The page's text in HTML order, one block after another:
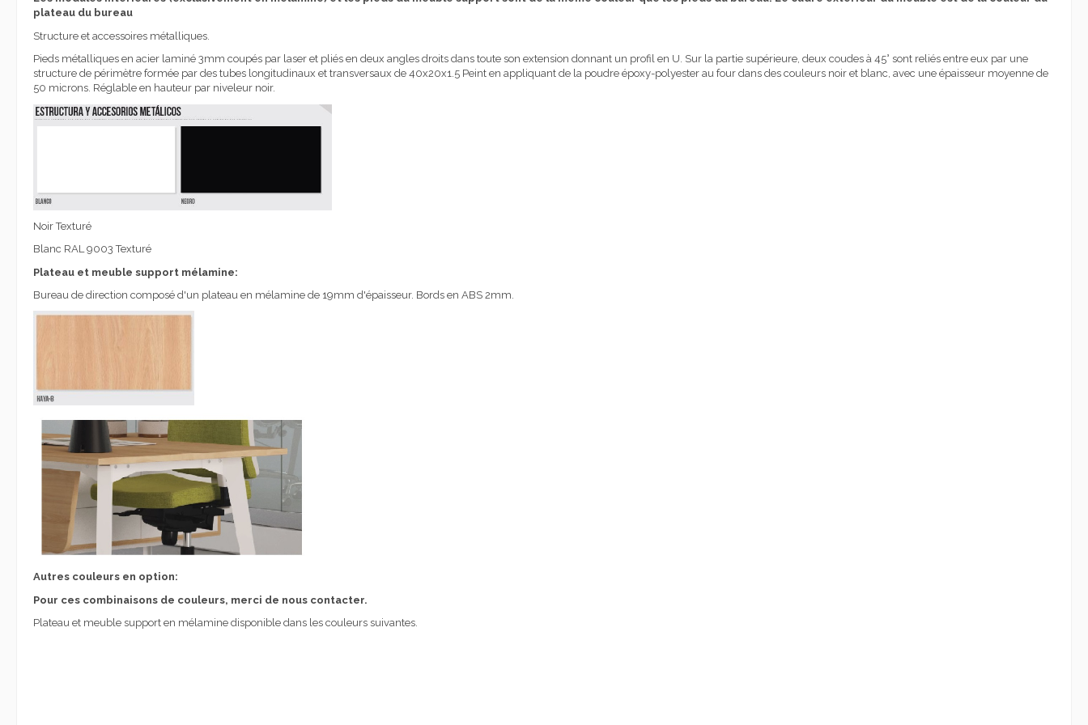
plateau du bureau
Structure et accessoires métalliques.
Pieds métalliques en acier laminé 3mm coupés par laser et pliés en deux angles droits dans toute son extension donnant un profil en U. Sur la partie supérieure, deux coudes à 45° sont reliés entre eux par une
structure de périmètre formée par des tubes longitudinaux et transversaux de 40x20x1.5 Peint en appliquant de la poudre époxy-polyester au four dans des couleurs noir et blanc, avec une épaisseur moyenne de
50 microns. Réglable en hauteur par niveleur noir.
Noir Texturé
Blanc RAL 9003 Texturé
Plateau et meuble support mélamine:
Bureau de direction composé d'un plateau en mélamine de 19mm d'épaisseur. Bords en ABS 2mm.
Autres couleurs en option:
Pour ces combinaisons de couleurs, merci de nous contacter.
Plateau et meuble support en mélamine disponible dans les couleurs suivantes.